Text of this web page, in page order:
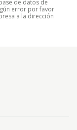
de datos de
error por favor
a la dirección